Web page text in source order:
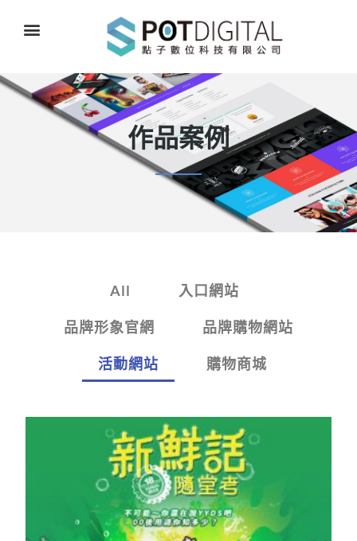
作品案例
All 入口網站
品牌形象官網 品牌購物網站
活動網站 購物商城